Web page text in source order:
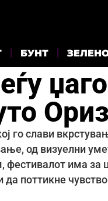
БУНТ
го слави
од визуелни
фестивалот има за
да поттикне